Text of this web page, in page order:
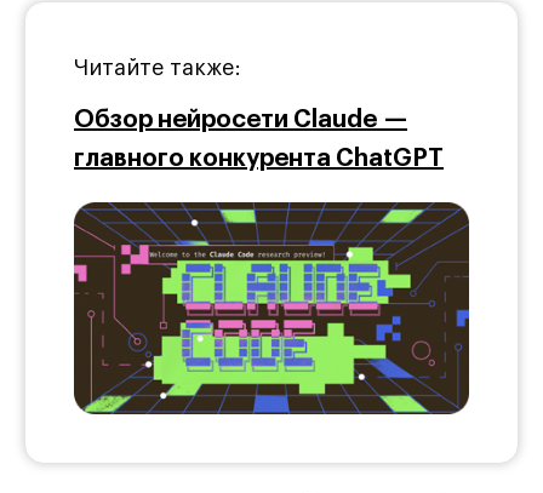
Читайте также:
Обзор нейросети Claude —
главного конкурента ChatGPT